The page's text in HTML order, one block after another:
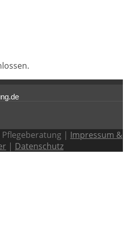
| Impressum &
| Datenschutz